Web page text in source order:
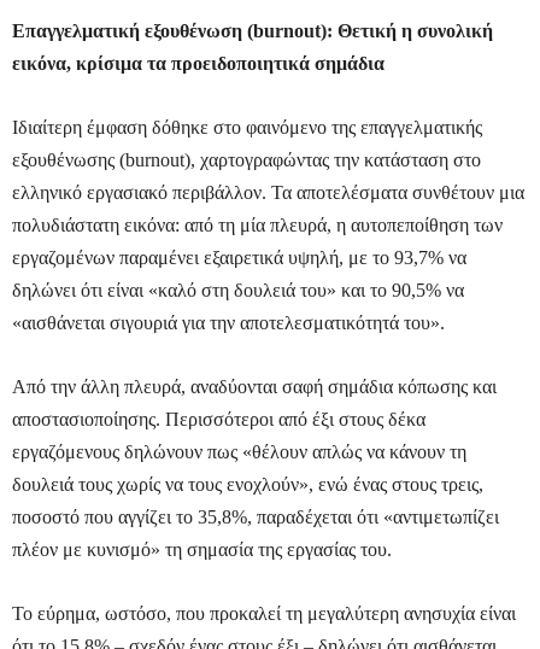
Επαγγελματική εξουθένωση (burnout): Θετική η συνολική
εικόνα, κρίσιμα τα προειδοποιητικά σημάδια
Ιδιαίτερη έμφαση δόθηκε στο φαινόμενο της επαγγελματικής
εξουθένωσης (burnout), χαρτογραφώντας την κατάσταση στο
ελληνικό εργασιακό περιβάλλον. Τα αποτελέσματα συνθέτουν μια
πολυδιάστατη εικόνα: από τη μία πλευρά, η αυτοπεποίθηση των
εργαζομένων παραμένει εξαιρετικά υψηλή, με το 93,7% να
δηλώνει ότι είναι «καλό στη δουλειά του» και το 90,5% να
«αισθάνεται σιγουριά για την αποτελεσματικότητά του».
Από την άλλη πλευρά, αναδύονται σαφή σημάδια κόπωσης και
αποστασιοποίησης. Περισσότεροι από έξι στους δέκα
εργαζόμενους δηλώνουν πως «θέλουν απλώς να κάνουν τη
δουλειά τους χωρίς να τους ενοχλούν», ενώ ένας στους τρεις,
ποσοστό που αγγίζει το 35,8%, παραδέχεται ότι «αντιμετωπίζει
πλέον με κυνισμό» τη σημασία της εργασίας του.
Το εύρημα, ωστόσο, που προκαλεί τη μεγαλύτερη ανησυχία είναι